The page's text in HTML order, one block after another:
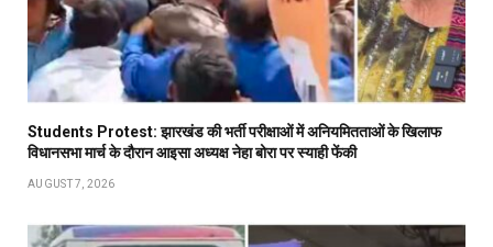
Students Protest: झारखंड की भर्ती परीक्षाओं में अनियमितताओं के खिलाफ
विधानसभा मार्च के दौरान आइसा अध्यक्ष नेहा बोरा पर स्याही फेंकी
AUGUST 7, 2026